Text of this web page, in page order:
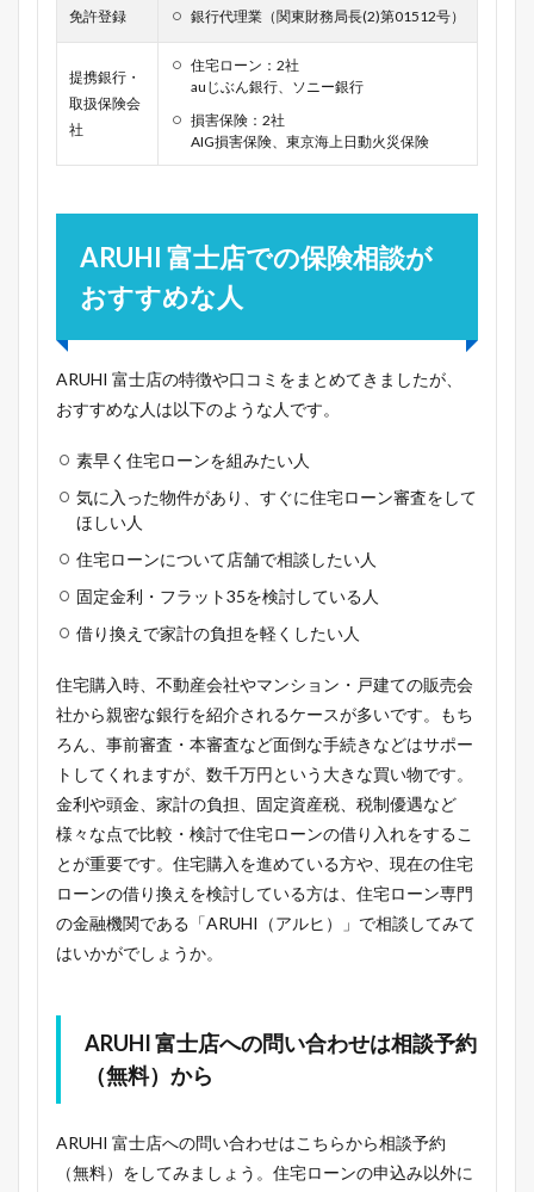
免許登録 銀行代理業（関東財務局長(2)第01512号）
提携銀行・
取扱保険会
社
住宅ローン：2社
auじぶん銀行、ソニー銀行
損害保険：2社
AIG損害保険、東京海上日動火災保険
ARUHI 富士店での保険相談が
おすすめな人
ARUHI 富士店の特徴や口コミをまとめてきましたが、
おすすめな人は以下のような人です。
素早く住宅ローンを組みたい人
気に入った物件があり、すぐに住宅ローン審査をして
ほしい人
住宅ローンについて店舗で相談したい人
固定金利・フラット35を検討している人
借り換えで家計の負担を軽くしたい人
住宅購入時、不動産会社やマンション・戸建ての販売会
社から親密な銀行を紹介されるケースが多いです。もち
ろん、事前審査・本審査など面倒な手続きなどはサポー
トしてくれますが、数千万円という大きな買い物です。
金利や頭金、家計の負担、固定資産税、税制優遇など
様々な点で比較・検討で住宅ローンの借り入れをするこ
とが重要です。住宅購入を進めている方や、現在の住宅
ローンの借り換えを検討している方は、住宅ローン専門
の金融機関である「ARUHI（アルヒ）」で相談してみて
はいかがでしょうか。
ARUHI 富士店への問い合わせは相談予約
（無料）から
ARUHI 富士店への問い合わせはこちらから相談予約
（無料）をしてみましょう。住宅ローンの申込み以外に